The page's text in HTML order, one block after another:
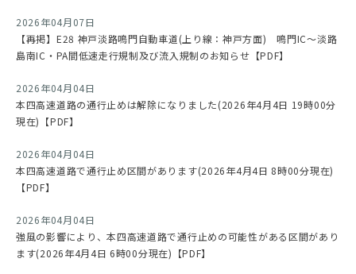
2026年04月07日
【再掲】E28 神戸淡路鳴門自動車道(上り線：神戸方面) 鳴門IC～淡路
島南IC・PA間低速走行規制及び流入規制のお知らせ【PDF】
2026年04月04日
本四高速道路の通行止めは解除になりました(2026年4月4日 19時00分
現在)【PDF】
2026年04月04日
本四高速道路で通行止め区間があります(2026年4月4日 8時00分現在)
【PDF】
2026年04月04日
強風の影響により、本四高速道路で通行止めの可能性がある区間があり
ます(2026年4月4日 6時00分現在)【PDF】